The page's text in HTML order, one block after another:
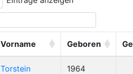
Vorname Geboren
Torstein 1964